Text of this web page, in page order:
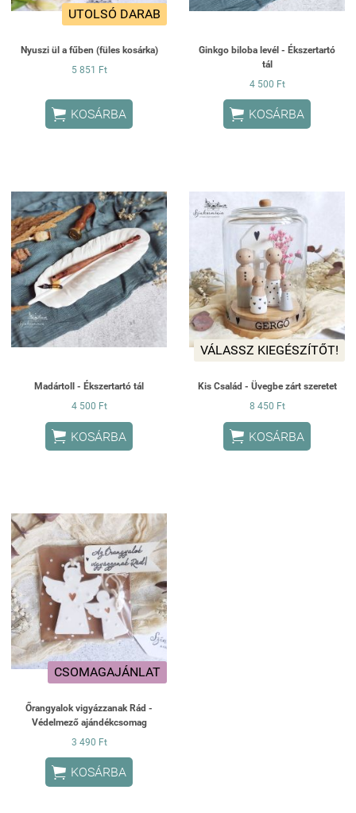
UTOLSÓ DARAB
Nyuszi ül a fűben (füles kosárka)
5 851 Ft
 KOSÁRBA
Ginkgo biloba levél - Ékszertartó
tál
4 500 Ft
 KOSÁRBA
Madártoll - Ékszertartó tál
4 500 Ft
 KOSÁRBA
VÁLASSZ KIEGÉSZÍTŐT!
Kis Család - Üvegbe zárt szeretet
8 450 Ft
 KOSÁRBA
CSOMAGAJÁNLAT
Őrangyalok vigyázzanak Rád -
Védelmező ajándékcsomag
3 490 Ft
 KOSÁRBA